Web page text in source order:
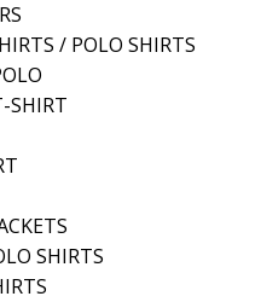
/ POLO SHIRTS
SHIRT
SHIRTS